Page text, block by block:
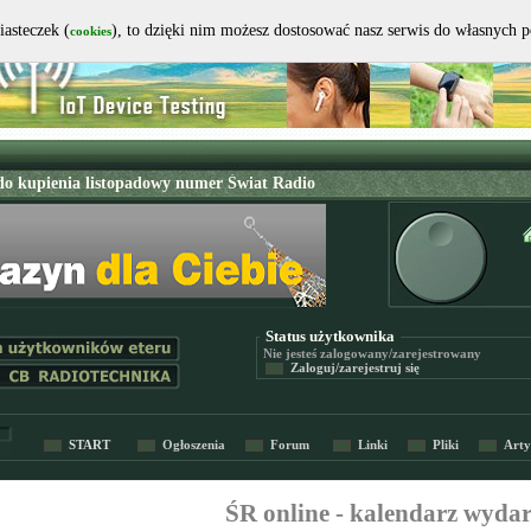
Status użytkownika
Nie jesteś zalogowany/zarejestrowany
Zaloguj/zarejestruj się
START Ogłoszenia Forum Linki Pliki
ŚR online - kalendarz
(cookies), to dzięki nim możesz dostosować nasz serwis do własnych